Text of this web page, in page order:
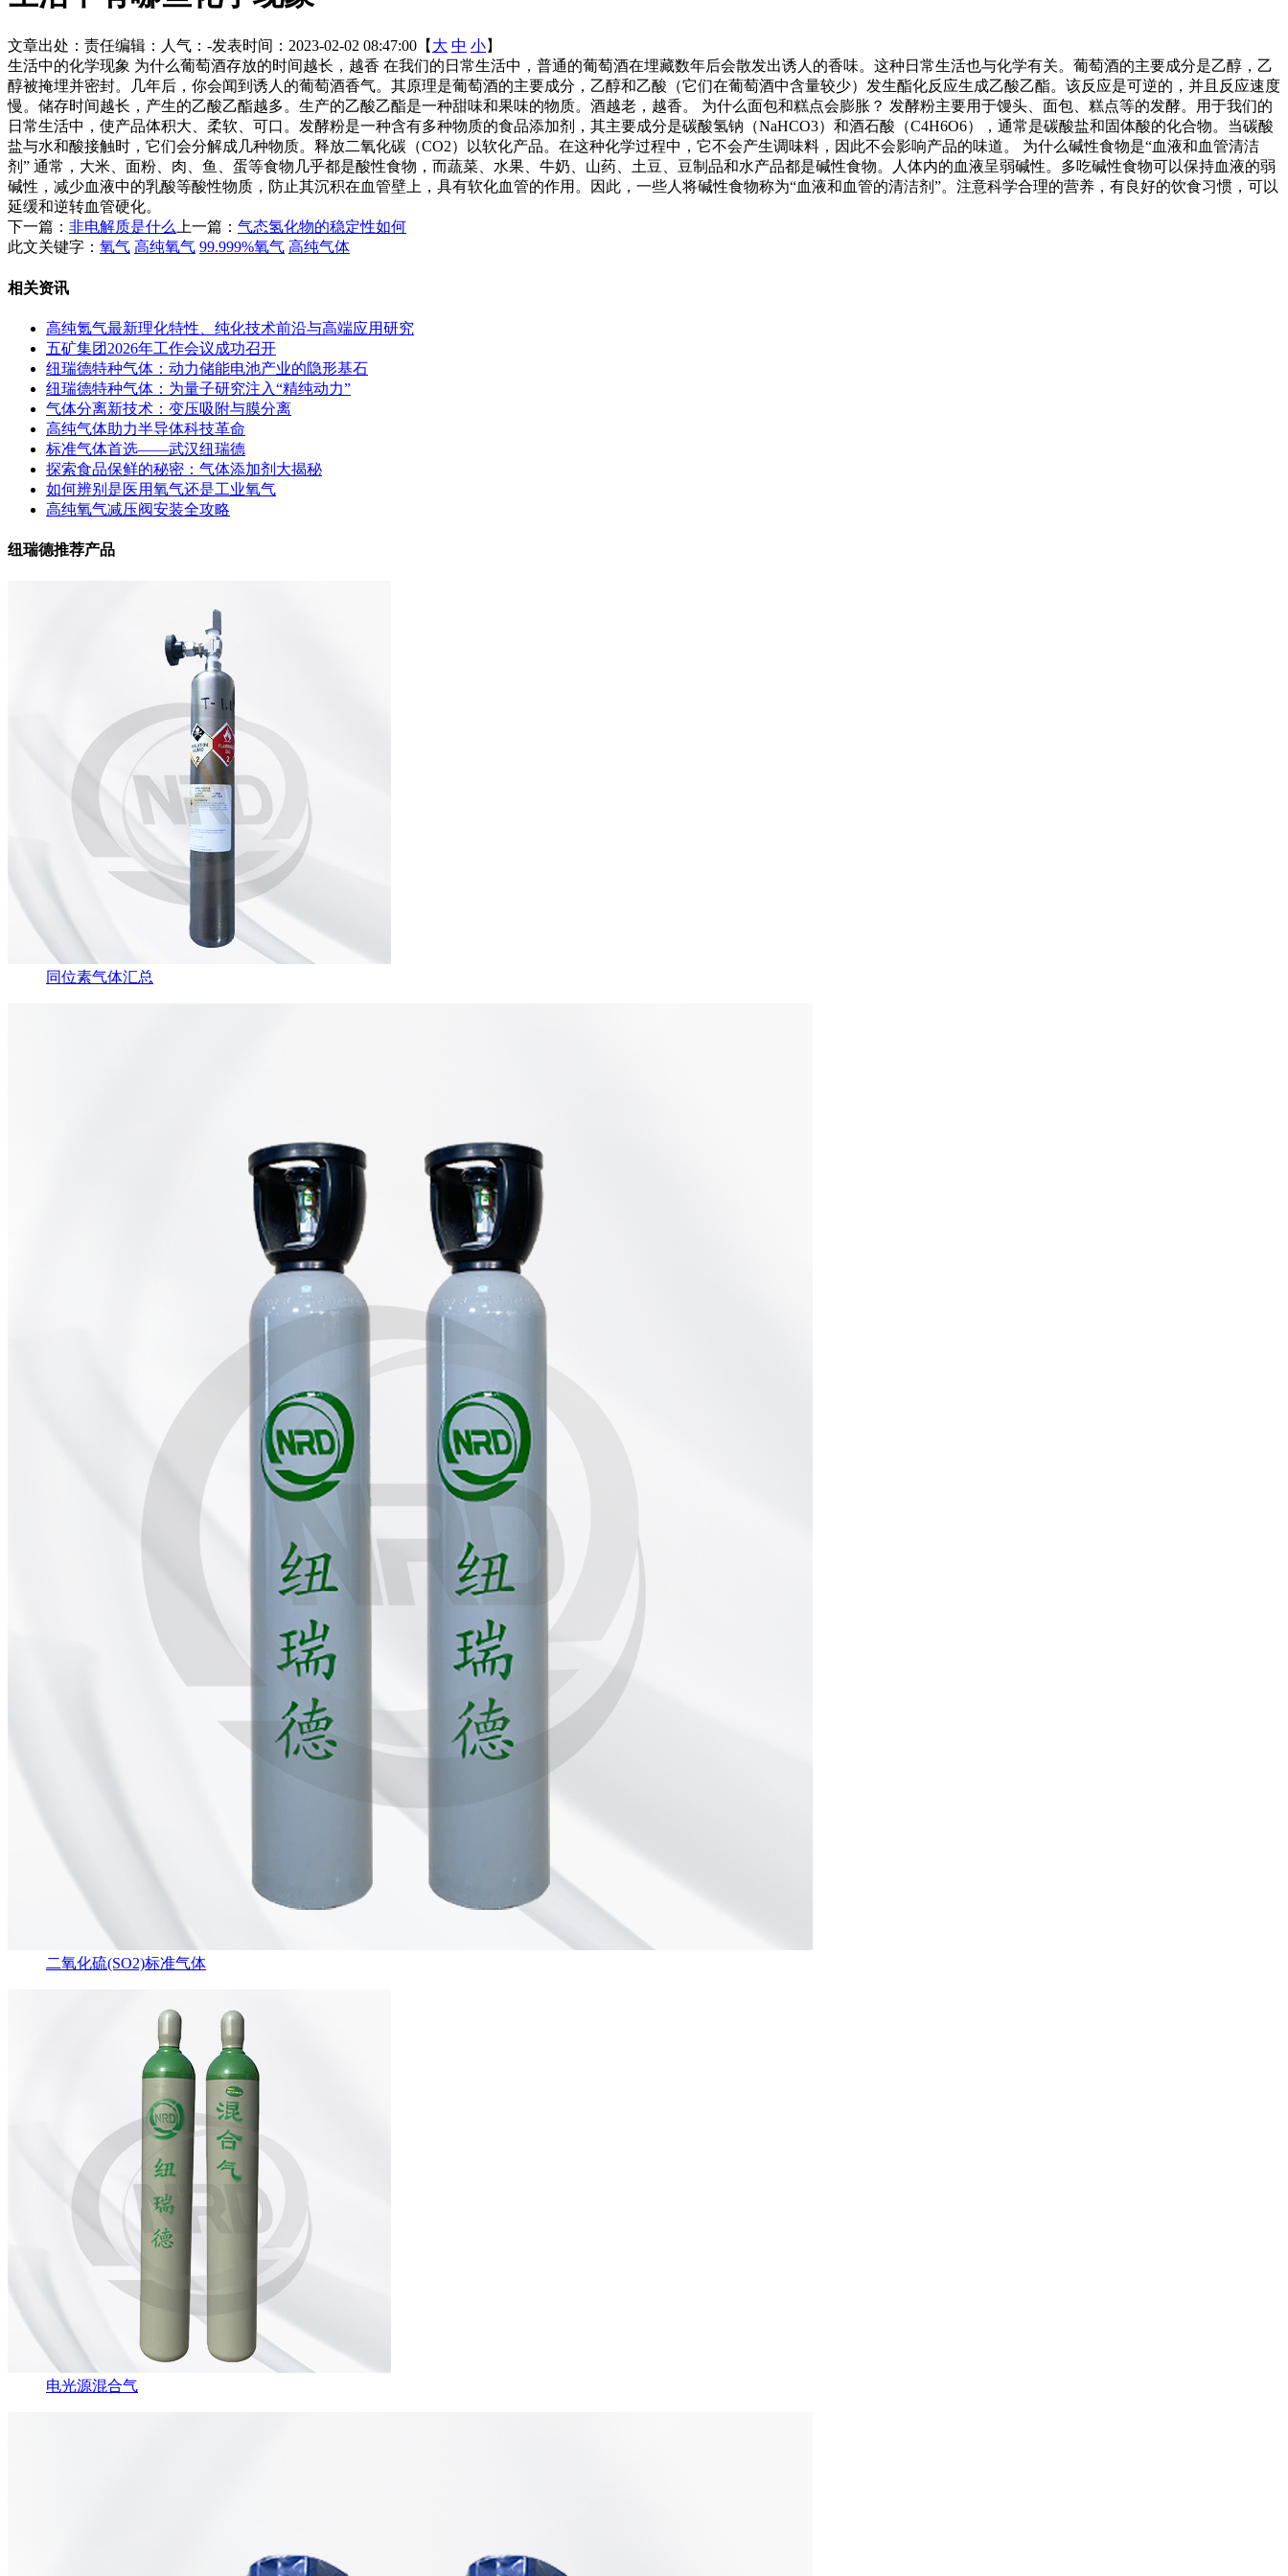
文章出处： 责任编辑： 人气： -发表时间：2023-02-02 08:47:00【 大 中 小】
生活中的化学现象 为什么葡萄酒存放的时间越长，越香 在我们的日常生活中，普通的葡萄酒在埋藏数年后会散发出诱人的香味。这种日常生活也与化学有关。葡萄酒的主要成分是乙醇，乙
醇被掩埋并密封。几年后，你会闻到诱人的葡萄酒香气。其原理是葡萄酒的主要成分，乙醇和乙酸（它们在葡萄酒中含量较少）发生酯化反应生成乙酸乙酯。该反应是可逆的，并且反应速度
慢。储存时间越长，产生的乙酸乙酯越多。生产的乙酸乙酯是一种甜味和果味的物质。酒越老，越香。 为什么面包和糕点会膨胀？ 发酵粉主要用于馒头、面包、糕点等的发酵。用于我们的
日常生活中，使产品体积大、柔软、可口。发酵粉是一种含有多种物质的食品添加剂，其主要成分是碳酸氢钠（NaHCO3）和酒石酸（C4H6O6），通常是碳酸盐和固体酸的化合物。当碳酸
盐与水和酸接触时，它们会分解成几种物质。释放二氧化碳（CO2）以软化产品。在这种化学过程中，它不会产生调味料，因此不会影响产品的味道。 为什么碱性食物是“血液和血管清洁
剂” 通常，大米、面粉、肉、鱼、蛋等食物几乎都是酸性食物，而蔬菜、水果、牛奶、山药、土豆、豆制品和水产品都是碱性食物。人体内的血液呈弱碱性。多吃碱性食物可以保持血液的弱
碱性，减少血液中的乳酸等酸性物质，防止其沉积在血管壁上，具有软化血管的作用。因此，一些人将碱性食物称为“血液和血管的清洁剂”。注意科学合理的营养，有良好的饮食习惯，可以
延缓和逆转血管硬化。
下一篇： 非电解质是什么 上一篇： 气态氢化物的稳定性如何
此文关键字： 氧气 高纯氧气 99.999%氧气 高纯气体
相关资讯
高纯氪气最新理化特性、纯化技术前沿与高端应用研究
五矿集团2026年工作会议成功召开
纽瑞德特种气体：动力储能电池产业的隐形基石
纽瑞德特种气体：为量子研究注入“精纯动力”
气体分离新技术：变压吸附与膜分离
高纯气体助力半导体科技革命
标准气体首选——武汉纽瑞德
探索食品保鲜的秘密：气体添加剂大揭秘
如何辨别是医用氧气还是工业氧气
高纯氧气减压阀安装全攻略
纽瑞德推荐产品
同位素气体汇总
二氧化硫(SO2)标准气体
电光源混合气